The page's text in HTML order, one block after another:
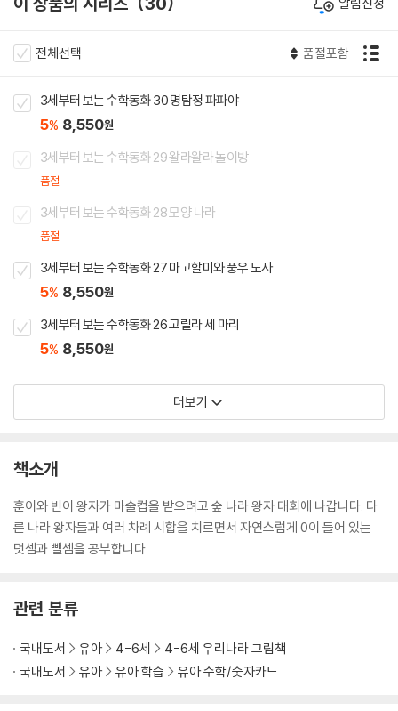
전체선택 품절포함
3세부터 보는 수학동화 30 명탐정 파파야
5% 8,550원
3세부터 보는 수학동화 29 왈라왈라 놀이방
품절
3세부터 보는 수학동화 28 모양 나라
품절
3세부터 보는 수학동화 27 마고할미와 풍우 도사
5% 8,550원
3세부터 보는 수학동화 26 고릴라 세 마리
5% 8,550원
더보기
책소개
훈이와 빈이 왕자가 마술컵을 받으려고 숲 나라 왕자 대회에 나갑니다. 다
른 나라 왕자들과 여러 차례 시합을 치르면서 자연스럽게 0이 들어 있는
덧셈과 뺄셈을 공부합니다.
관련 분류
국내도서 유아 4-6세
4-6세 우리나라 그림책
국내도서
유아 유아 학습 유아 수학/숫자카드